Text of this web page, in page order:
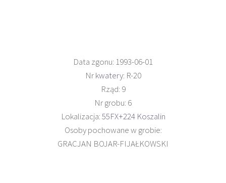
Data zgonu: 1993-06-01
Nrkwatery: R-20
Rząd: 9
Nr grobu: 6
Lokalizacja:55FX+224 Koszalin
Osoby pochowane w grobie:
GRACJAN BOJAR-FIJAŁKOWSKI